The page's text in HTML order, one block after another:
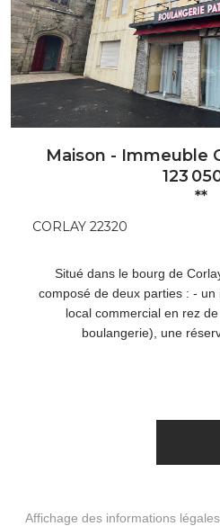
Maison - Immeuble
123
**
CORLAY 22320
Situé dans le bourg de
composé de deux parties : -
local commercial en rez
boulangerie), une
Affichage des informations